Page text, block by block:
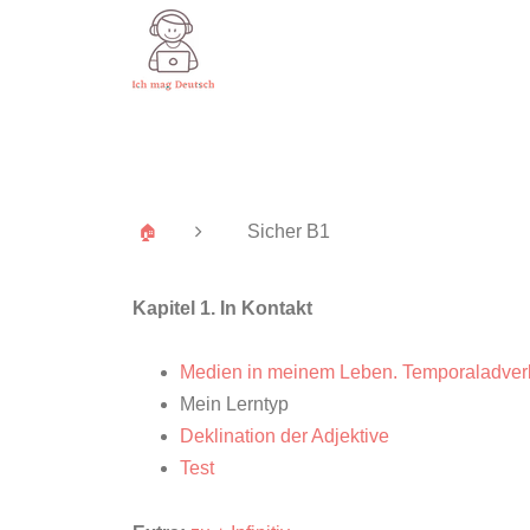
🏠 Sicher B1
Kapitel 1. In Kontakt
Medien in meinem Leben.
Mein Lerntyp
Deklination der Adjektive
Test